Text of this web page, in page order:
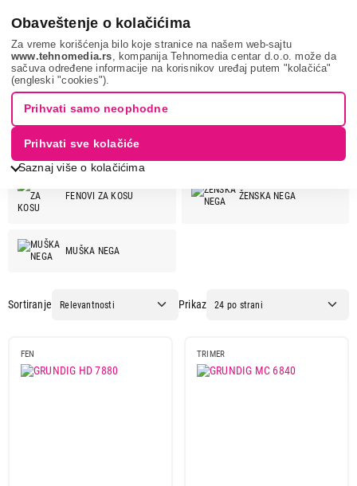
Obaveštenje o kolačićima
Za vreme korišćenja bilo koje stranice na našem web-sajtu
www.tehnomedia.rs , kompanija Tehnomedia centar d.o.o. može da
sačuva određene informacije na korisnikov uređaj putem "kolačića"
(engleski "cookies").
Saznaj više o kolačićima
Prihvati samo neophodne
Prihvati sve kolačiće
GRUNDIG
GRUNDIG
GRUNDIG ponuda:
FENOVI ZA KOSU ŽENSKA NEGA
MUŠKA NEGA
Sortiranje Prikaz
FEN TRIMER